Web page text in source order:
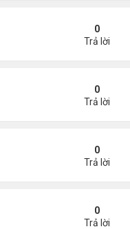
0
Trả lời
0
Trả lời
0
Trả lời
0
Trả lời